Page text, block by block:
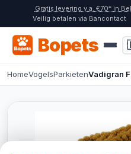
Gratis levering v.a. €70* in
Veilig betalen via Bancontact
Bopets
HomeVogelsParkietenVadigran